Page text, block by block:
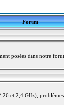
Forum
posées dans notre
et 2,4 GHz),